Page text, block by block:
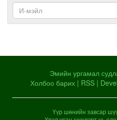
Эмийн ургамал
Холбоо барих | RSS |
Үүр шөнийн завсар